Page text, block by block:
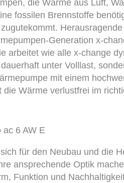
die Wärme aus Luft,
fossilen Brennstoffe
Generation x-
arbeitet wie alle x-change
unter Volllast,
mit einem
Wärme verlustfrei im
für den Neubau und die
ansprechende Optik
Funktion und